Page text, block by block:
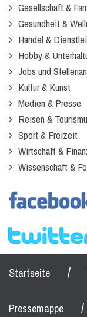
Gesellschaft &
Gesundheit &
Handel &
Hobby &
Jobs und
Kultur & Kunst
Medien & Presse
Reisen &
Sport & Freizeit
Wirtschaft &
Wissenschaft &
Startseite /
Pressemappe /